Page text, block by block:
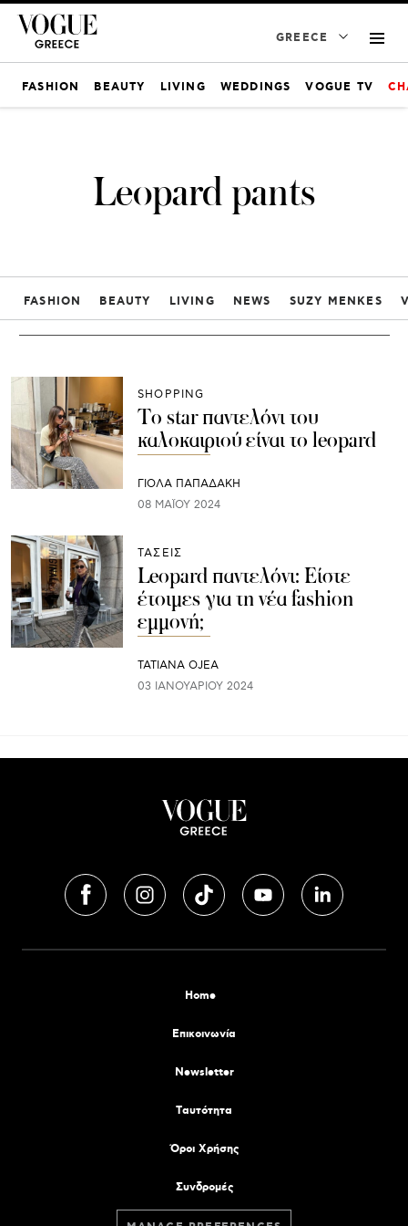
GREECE
FASHION BEAUTY LIVING WEDDINGS VOGUE TV
Leopard pants
FASHION BEAUTY LIVING NEWS SUZY MENKES
SHOPPING
Το star παντελόνι του
καλοκαιριού είναι το leopard
ΓΙΌΛΑ ΠΑΠΑΔΆΚΗ
08 ΜΑΪ́ΟΥ 2024
ΤΑΣΕΙΣ
Leopard παντελόνι: Είστε
έτοιμες για τη νέα fashion
εμμονή;
TATIANA OJEA
03 ΙΑΝΟΥΑΡΊΟΥ 2024
Home
Επικοινωνία
Newsletter
Tαυτότητα
Όροι Χρήσης
Συνδρομές